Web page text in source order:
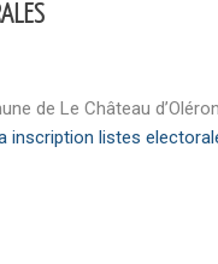
de Le Château
inscription listes